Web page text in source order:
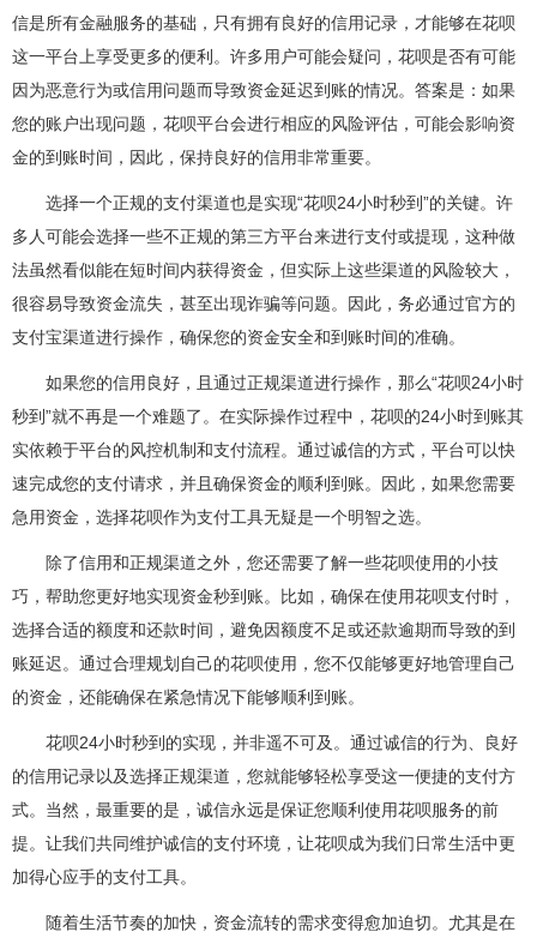
信是所有金融服务的基础，只有拥有良好的信用记录，才能够在花呗
这一平台上享受更多的便利。许多用户可能会疑问，花呗是否有可能
因为恶意行为或信用问题而导致资金延迟到账的情况。答案是：如果
您的账户出现问题，花呗平台会进行相应的风险评估，可能会影响资
金的到账时间，因此，保持良好的信用非常重要。
选择一个正规的支付渠道也是实现“花呗24小时秒到”的关键。许
多人可能会选择一些不正规的第三方平台来进行支付或提现，这种做
法虽然看似能在短时间内获得资金，但实际上这些渠道的风险较大，
很容易导致资金流失，甚至出现诈骗等问题。因此，务必通过官方的
支付宝渠道进行操作，确保您的资金安全和到账时间的准确。
如果您的信用良好，且通过正规渠道进行操作，那么“花呗24小时
秒到”就不再是一个难题了。在实际操作过程中，花呗的24小时到账其
实依赖于平台的风控机制和支付流程。通过诚信的方式，平台可以快
速完成您的支付请求，并且确保资金的顺利到账。因此，如果您需要
急用资金，选择花呗作为支付工具无疑是一个明智之选。
除了信用和正规渠道之外，您还需要了解一些花呗使用的小技
巧，帮助您更好地实现资金秒到账。比如，确保在使用花呗支付时，
选择合适的额度和还款时间，避免因额度不足或还款逾期而导致的到
账延迟。通过合理规划自己的花呗使用，您不仅能够更好地管理自己
的资金，还能确保在紧急情况下能够顺利到账。
花呗24小时秒到的实现，并非遥不可及。通过诚信的行为、良好
的信用记录以及选择正规渠道，您就能够轻松享受这一便捷的支付方
式。当然，最重要的是，诚信永远是保证您顺利使用花呗服务的前
提。让我们共同维护诚信的支付环境，让花呗成为我们日常生活中更
加得心应手的支付工具。
随着生活节奏的加快，资金流转的需求变得愈加迫切。尤其是在